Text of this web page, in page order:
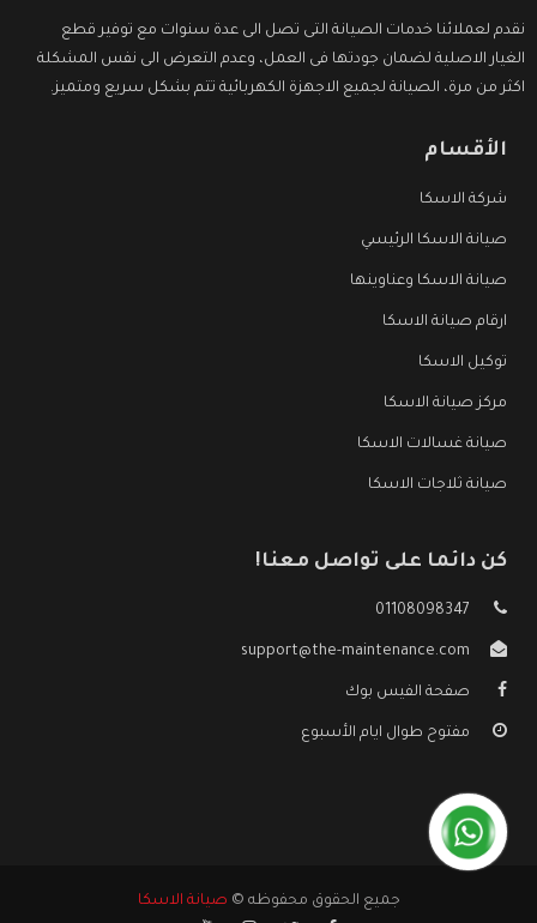
نقدم لعملائنا خدمات الصيانة التى تصل الى عدة سنوات مع توفير قطع
الغيار الاصلية لضمان جودتها فى العمل، وعدم التعرض الى نفس المشكلة
اكثر من مرة، الصيانة لجميع الاجهزة الكهربائية تتم بشكل سريع ومتميز.
الأقسام
شركة الاسكا
صيانة الاسكا الرئيسي
صيانة الاسكا وعناوينها
ارقام صيانة الاسكا
توكيل الاسكا
مركز صيانة الاسكا
صيانة غسالات الاسكا
صيانة ثلاجات الاسكا
كن دائما على تواصل معنا!
01108098347
support@the-maintenance.com
صفحة الفيس بوك
مفتوح طوال ايام الأسبوع
جميع الحقوق محفوظه © صيانة الاسكا